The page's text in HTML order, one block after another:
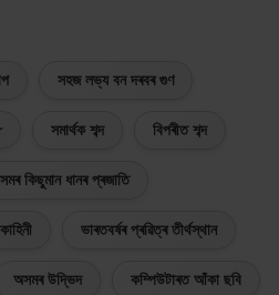
সহজ লভ্য বন দৰবৰ গুণ
সমাৰ্থক শব্দ বিপৰীত শব্দ
কিছুমান ধানৰ প্ৰজাতি
ভাৰতবৰ্ষৰ প্ৰৱিত্ৰ তীৰ্থস্থান
অসমৰ উদ্ভিদ কম্পিউটাৰত আঁকা ছবি